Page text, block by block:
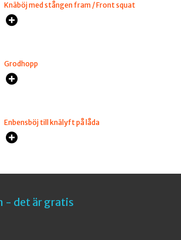
Knäböj med stången fram / Front squat
Grodhopp
Enbensböj till knälyft på låda
- det är gratis